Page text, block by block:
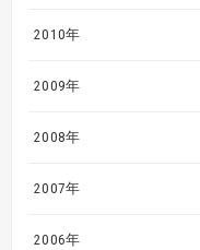
2010年
2009年
2008年
2007年
2006年